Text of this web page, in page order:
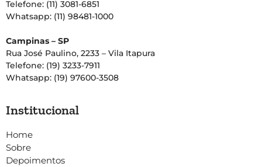
Telefone: (11) 3081-6851
Whatsapp: (11) 98481-1000
Campinas – SP
Rua José Paulino, 2233 – Vila Itapura
Telefone: (19) 3233-7911
Whatsapp: (19) 97600-3508
Institucional
Home
Sobre
Depoimentos